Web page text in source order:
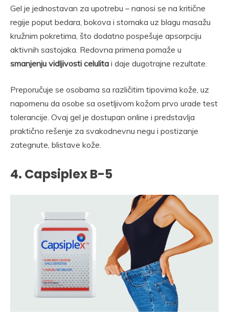
Gel je jednostavan za upotrebu – nanosi se na kritične
regije poput bedara, bokova i stomaka uz blagu masažu
kružnim pokretima, što dodatno pospešuje apsorpciju
aktivnih sastojaka. Redovna primena pomaže u
smanjenju vidljivosti celulita i daje dugotrajne rezultate.
Preporučuje se osobama sa različitim tipovima kože, uz
napomenu da osobe sa osetljivom kožom prvo urade test
tolerancije. Ovaj gel je dostupan online i predstavlja
praktično rešenje za svakodnevnu negu i postizanje
zategnute, blistave kože.
4. Capsiplex B-5